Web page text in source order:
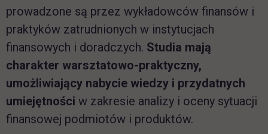
prowadzone są przez wykładowców finansów i
praktyków zatrudnionych w instytucjach
finansowych i doradczych. Studia mają
charakter warsztatowo-praktyczny,
umożliwiający nabycie wiedzy i przydatnych
umiejętności w zakresie analizy i oceny sytuacji
finansowej podmiotów i produktów.